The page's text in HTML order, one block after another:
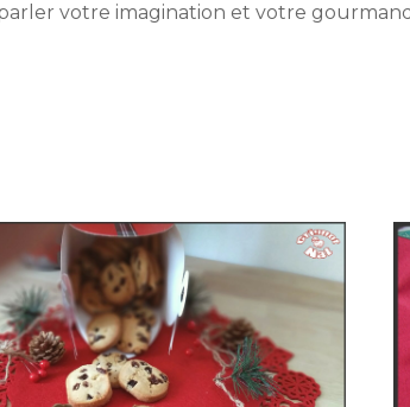
votre imagination et votre